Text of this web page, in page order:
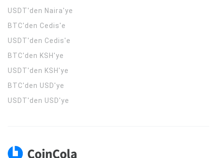
USDT'den Naira'ye
BTC'den Cedis'e
USDT'den Cedis'e
BTC'den KSH'ye
USDT'den KSH'ye
BTC'den USD'ye
USDT'den USD'ye